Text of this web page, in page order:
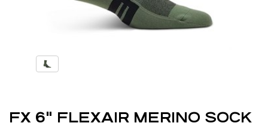
FX 6" FLEXAIR MERINO SOCK